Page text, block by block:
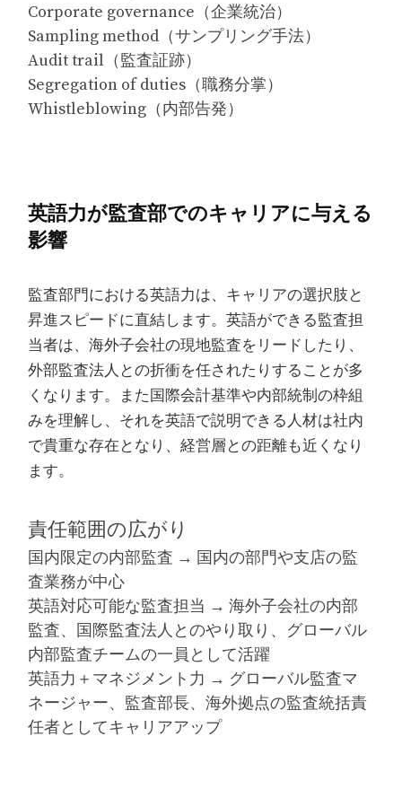
Corporate governance（企業統治）
Sampling method（サンプリング手法）
Audit trail（監査証跡）
Segregation of duties（職務分掌）
Whistleblowing（内部告発）
英語力が監査部でのキャリアに与える
影響
監査部門における英語力は、キャリアの選択肢と
昇進スピードに直結します。英語ができる監査担
当者は、海外子会社の現地監査をリードしたり、
外部監査法人との折衝を任されたりすることが多
くなります。また国際会計基準や内部統制の枠組
みを理解し、それを英語で説明できる人材は社内
で貴重な存在となり、経営層との距離も近くなり
ます。
責任範囲の広がり
国内限定の内部監査 → 国内の部門や支店の監
査業務が中心
英語対応可能な監査担当 → 海外子会社の内部
監査、国際監査法人とのやり取り、グローバル
内部監査チームの一員として活躍
英語力＋マネジメント力 → グローバル監査マ
ネージャー、監査部長、海外拠点の監査統括責
任者としてキャリアアップ